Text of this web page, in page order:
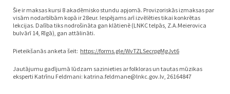
Šie ir maksas kursi 8 akadēmisko stundu apjomā. Provizoriskās izmaksas par
visām nodarbībām kopā ir 28eur. Iespējams arī izvēlēties tikai konkrētas
lekcijas. Dalība tiks nodrošināta gan klātienē (LNKC telpās, Z.A.Meierovica
bulvārī 14, Rīgā), gan attālināti.
Pieteikšanās anketa šeit: https://forms.gle/WvTZLSecrpgMgJvt6
Jautājumu gadījumā lūdzam sazinieties ar folkloras un tautas mūzikas
eksperti Katrīnu Feldmani: katrina.feldmane@lnkc.gov.lv, 26164847